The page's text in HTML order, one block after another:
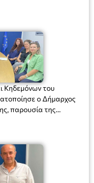
Κηδεμόνων του
ο Δήμαρχος
παρουσία της
Χαΐτα.